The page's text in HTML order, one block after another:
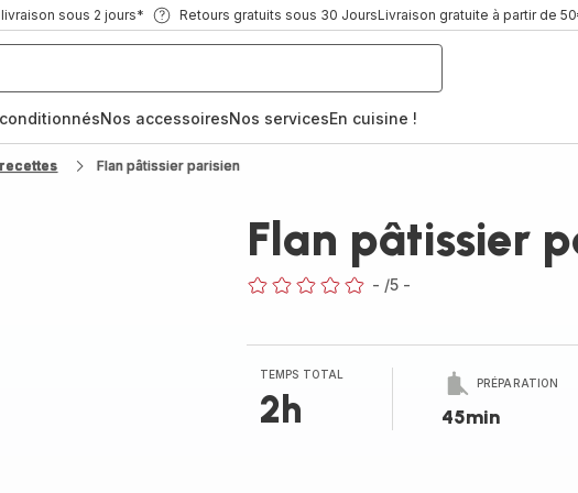
sous 2 jours* Retours gratuits sous 30 JoursLivraison gratuite à partir de
Nos accessoiresNos servicesEn cuisine !
Flan pâtissier parisien
Flan pâtissier
- /5 -
TEMPS TOTAL
2h
PRÉPARATION
45min